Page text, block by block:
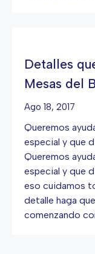
Detalles
Mesas del
Ago 18, 2017
Queremos
especial y que
Queremos
especial y que
eso cuidamos
detalle haga
comenzando